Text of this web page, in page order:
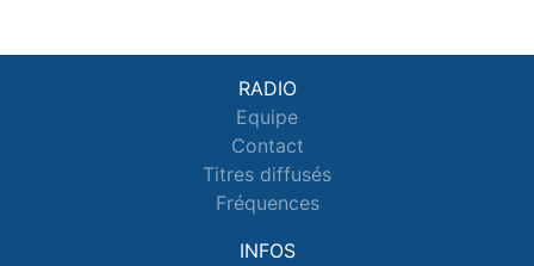
RADIO
Equipe
Contact
Titres diffusés
Fréquences
INFOS